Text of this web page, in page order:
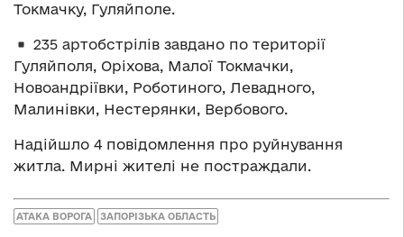
Токмачку, Гуляйполе.
235 артобстрілів завдано по території
Гуляйполя, Оріхова, Малої Токмачки,
Новоандріївки, Роботиного, Левадного,
Малинівки, Нестерянки, Вербового.
Надійшло 4 повідомлення про руйнування
житла. Мирні жителі не постраждали.
АТАКА ВОРОГА ЗАПОРІЗЬКА ОБЛАСТЬ